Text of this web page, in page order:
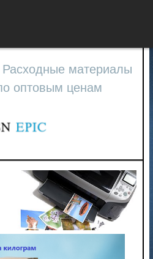
материалы
оптовым ценам